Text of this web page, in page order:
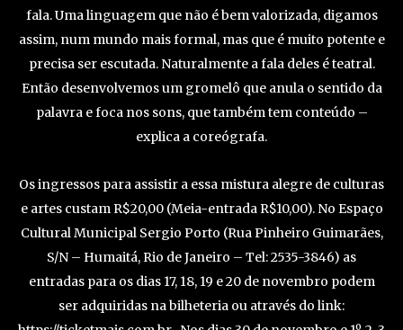
fala. Uma linguagem que não é bem valorizada, digamos
assim, num mundo mais formal, mas que é muito potente e
precisa ser escutada. Naturalmente a fala deles é teatral.
Então desenvolvemos um gromelô que anula o sentido da
palavra e foca nos sons, que também tem conteúdo –
explica a coreógrafa.
Os ingressos para assistir a essa mistura alegre de culturas
e artes custam R$20,00 (Meia-entrada R$10,00). No Espaço
Cultural Municipal Sergio Porto (Rua Pinheiro Guimarães,
S/N – Humaitá, Rio de Janeiro – Tel: 2535-3846​) as
entradas para os dias 17, 18, 19 e 20 de novembro podem
ser adquiridas na bilheteria ou através do link: